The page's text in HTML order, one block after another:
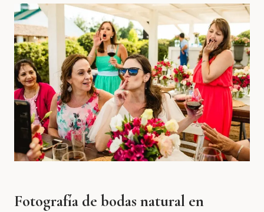
Fotografía de bodas natural en